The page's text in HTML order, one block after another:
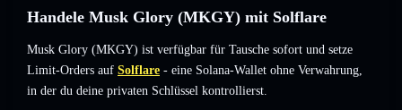
Handele Musk Glory (MKGY) mit Solflare
Musk Glory (MKGY) ist verfügbar für Tausche sofort und setze
Limit-Orders auf Solflare - eine Solana-Wallet ohne Verwahrung,
in der du deine privaten Schlüssel kontrollierst.